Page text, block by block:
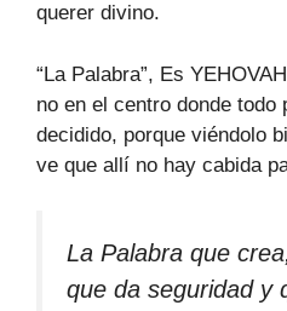
querer divino.
“La Palabra”, Es
no en el centro donde
decidido, porque viéndolo
ve que allí no hay cabida
La Palabra que
que da seguridad y